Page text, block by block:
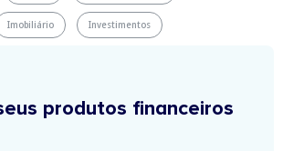
Imobiliário Investimentos
produtos financeiros